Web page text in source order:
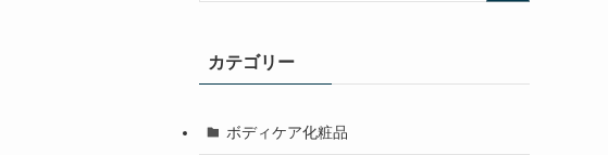
カテゴリー
ボディケア化粧品